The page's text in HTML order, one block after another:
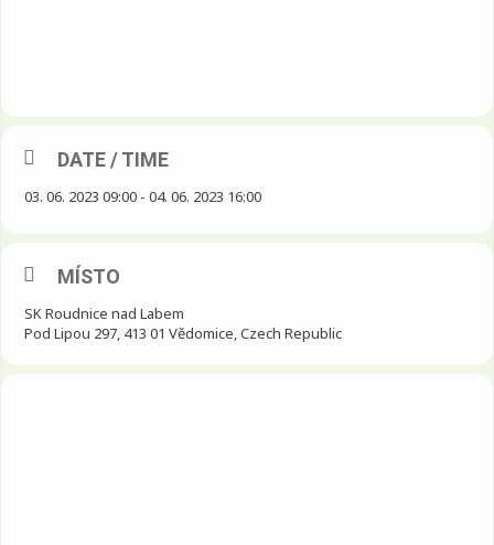
DATE / TIME
03. 06. 2023 09:00 - 04. 06. 2023 16:00
MÍSTO
SK Roudnice nad Labem
Pod Lipou 297, 413 01 Vědomice, Czech Republic